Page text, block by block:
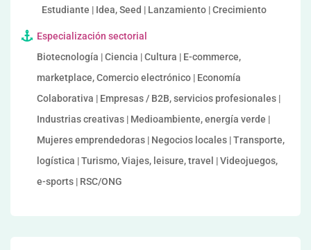
Estudiante | Idea, Seed | Lanzamiento | Crecimiento
Especialización sectorial
Biotecnología | Ciencia | Cultura | E-commerce,
marketplace, Comercio electrónico | Economía
Colaborativa | Empresas / B2B, servicios profesionales |
Industrias creativas | Medioambiente, energía verde |
Mujeres emprendedoras | Negocios locales | Transporte,
logística | Turismo, Viajes, leisure, travel | Videojuegos,
e-sports | RSC/ONG